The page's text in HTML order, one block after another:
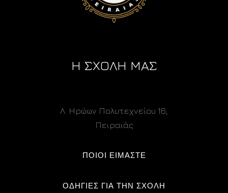
Η ΣΧΟΛΗ ΜΑΣ
Λ. Ηρώων Πολυτεχνείου 16,
Πειραιάς
ΠΟΙΟΙ ΕΙΜΑΣΤΕ
ΟΔΗΓΙΕΣ ΓΙΑ ΤΗΝ ΣΧΟΛΗ